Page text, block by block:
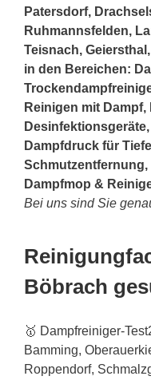
Patersdorf,
Ruhmannsfelden,
Teisnach,
in den Bereichen:
Reinigen mit
Dampfdruck für
Schmutzentfernung,
Dampfmop &
Bei uns sind Sie
Böbrach
🥇 Dampfreiniger-
Bamming,
Roppendorf,